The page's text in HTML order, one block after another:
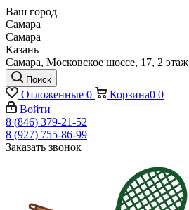
Ваш город
Самара
Самара
Казань
Самара, Московское шоссе, 17, 2 этаж
Поиск
Отложенные 0 Корзина0 0
Войти
8 (846) 379-21-52
8 (927) 755-86-99
Заказать звонок